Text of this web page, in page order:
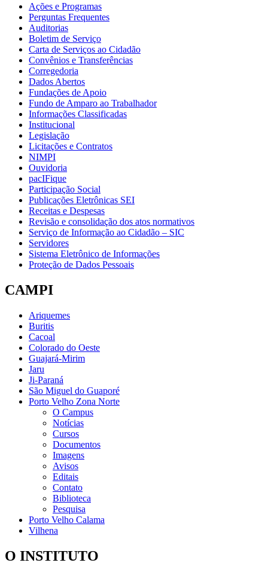
Ações e Programas
Perguntas Frequentes
Auditorias
Boletim de Serviço
Carta de Serviços ao Cidadão
Convênios e Transferências
Corregedoria
Dados Abertos
Fundações de Apoio
Fundo de Amparo ao Trabalhador
Informações Classificadas
Institucional
Legislação
Licitações e Contratos
NIMPI
Ouvidoria
pacIFique
Participação Social
Publicações Eletrônicas SEI
Receitas e Despesas
Revisão e consolidação dos atos normativos
Serviço de Informação ao Cidadão – SIC
Servidores
Sistema Eletrônico de Informações
Proteção de Dados Pessoais
CAMPI
Ariquemes
Buritis
Cacoal
Colorado do Oeste
Guajará-Mirim
Jaru
Ji-Paraná
São Miguel do Guaporé
Porto Velho Zona Norte
O Campus
Notícias
Cursos
Documentos
Imagens
Avisos
Editais
Contato
Biblioteca
Pesquisa
Porto Velho Calama
Vilhena
O INSTITUTO